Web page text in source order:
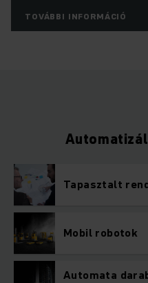
TOVÁBBI INFORMÁCIÓ
Tapasztalt
Mobil robotok
Automata